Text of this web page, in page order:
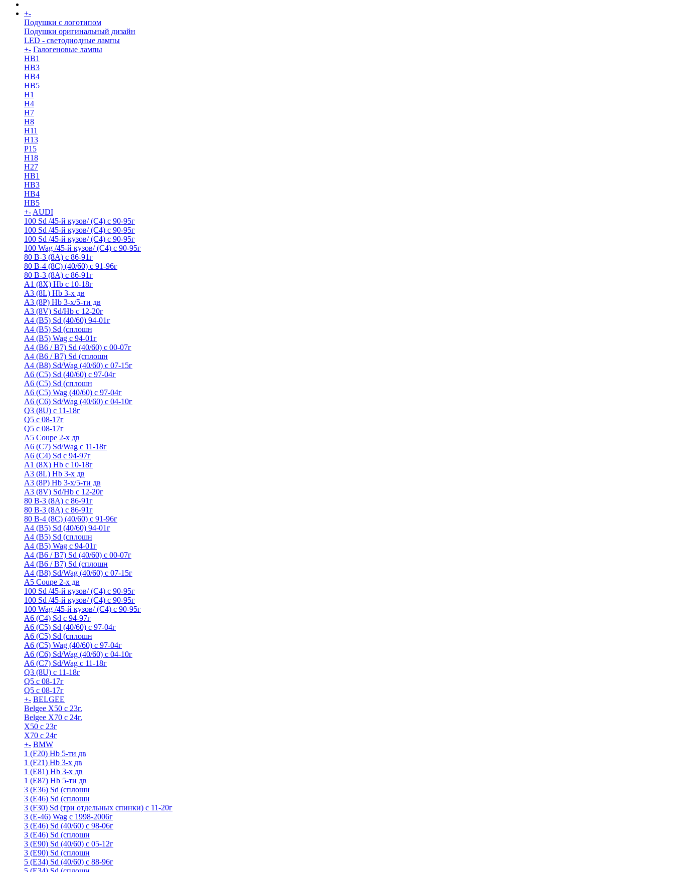
+-
Подушки с логотипом
Подушки оригинальный дизайн
LED - светодиодные лампы
+- Галогеновые лампы
HB1
HB3
HB4
HB5
H1
H4
H7
H8
H11
H13
Р15
H18
H27
HB1
HB3
HB4
HB5
+- AUDI
100 Sd /45-й кузов/ (С4) с 90-95г
100 Sd /45-й кузов/ (С4) с 90-95г
100 Sd /45-й кузов/ (С4) с 90-95г
100 Wag /45-й кузов/ (С4) с 90-95г
80 B-3 (8A) с 86-91г
80 B-4 (8С) (40/60) с 91-96г
80 В-3 (8А) с 86-91г
A1 (8X) Hb с 10-18г
A3 (8L) Hb 3-х дв
A3 (8P) Hb 3-х/5-ти дв
A3 (8V) Sd/Hb c 12-20г
A4 (B5) Sd (40/60) 94-01г
A4 (B5) Sd (сплошн
A4 (B5) Wag с 94-01г
A4 (B6 / B7) Sd (40/60) с 00-07г
A4 (B6 / B7) Sd (сплошн
A4 (B8) Sd/Wag (40/60) с 07-15г
A6 (С5) Sd (40/60) с 97-04г
A6 (С5) Sd (сплошн
A6 (С5) Wag (40/60) с 97-04г
A6 (С6) Sd/Wag (40/60) c 04-10г
Q3 (8U) с 11-18г
Q5 с 08-17г
Q5 с 08-17г
А5 Coupe 2-х дв
А6 (C7) Sd/Wag с 11-18г
А6 (С4) Sd с 94-97г
A1 (8X) Hb с 10-18г
A3 (8L) Hb 3-х дв
A3 (8P) Hb 3-х/5-ти дв
A3 (8V) Sd/Hb c 12-20г
80 B-3 (8A) с 86-91г
80 В-3 (8А) с 86-91г
80 B-4 (8С) (40/60) с 91-96г
A4 (B5) Sd (40/60) 94-01г
A4 (B5) Sd (сплошн
A4 (B5) Wag с 94-01г
A4 (B6 / B7) Sd (40/60) с 00-07г
A4 (B6 / B7) Sd (сплошн
A4 (B8) Sd/Wag (40/60) с 07-15г
А5 Coupe 2-х дв
100 Sd /45-й кузов/ (С4) с 90-95г
100 Sd /45-й кузов/ (С4) с 90-95г
100 Wag /45-й кузов/ (С4) с 90-95г
А6 (С4) Sd с 94-97г
A6 (С5) Sd (40/60) с 97-04г
A6 (С5) Sd (сплошн
A6 (С5) Wag (40/60) с 97-04г
A6 (С6) Sd/Wag (40/60) c 04-10г
А6 (C7) Sd/Wag с 11-18г
Q3 (8U) с 11-18г
Q5 с 08-17г
Q5 с 08-17г
+- BELGEE
Belgee X50 с 23г.
Belgee X70 с 24г.
X50 с 23г
X70 с 24г
+- BMW
1 (F20) Hb 5-ти дв
1 (F21) Hb 3-х дв
1 (Е81) Hb 3-х дв
1 (Е87) Hb 5-ти дв
3 (E36) Sd (сплошн
3 (E46) Sd (сплошн
3 (F30) Sd (три отдельных спинки) с 11-20г
3 (Е-46) Wag с 1998-2006г
3 (Е46) Sd (40/60) с 98-06г
3 (Е46) Sd (сплошн
3 (Е90) Sd (40/60) с 05-12г
3 (Е90) Sd (сплошн
5 (E34) Sd (40/60) с 88-96г